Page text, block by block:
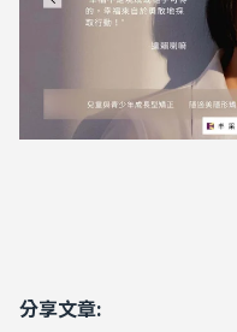
分享文章: